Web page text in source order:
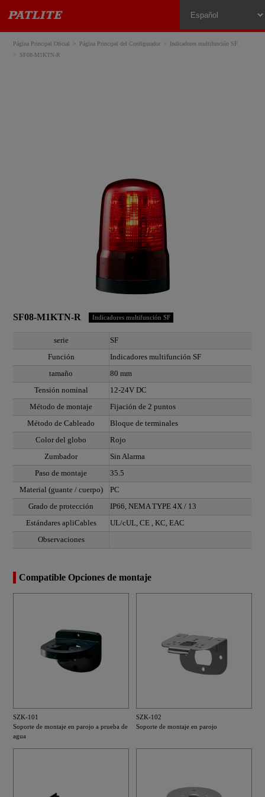
Página Principal Oficial Página Principal del Configurador
Indicadores multifunción SF
SF08-M1KTN-R
SF08-M1KTN-R Indicadores multifunción SF
serie
SF
Función
Indicadores multifunción SF
tamaño
80 mm
Tensión nominal
12-24V DC
Método de montaje
Fijación de 2 puntos
Método de Cableado
Bloque de terminales
Color del globo
Rojo
Zumbador
Sin Alarma
Paso de montaje
35.5
Material (guante / cuerpo)
PC
Grado de protección
IP66, NEMA TYPE 4X / 13
Estándares apliCables
UL/cUL, CE , KC, EAC
Observaciones
Compatible Opciones de montaje
SZK-101
Soporte de montaje en parojo a prueba de
agua
SZK-102
Soporte de montaje en parojo